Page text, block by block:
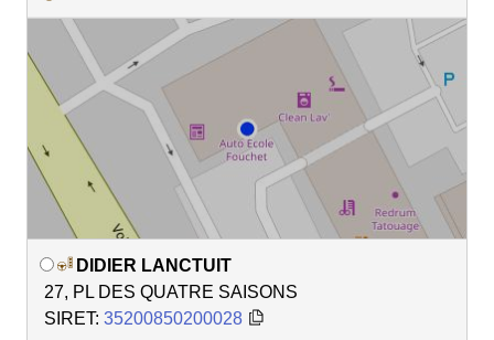
DIDIER LANCTUIT
27, PL DES QUATRE SAISONS
SIRET: 35200850200028